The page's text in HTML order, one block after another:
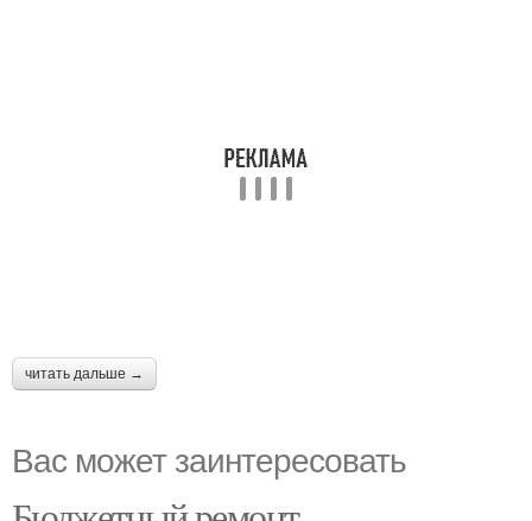
читать дальше →
Вас может заинтересовать